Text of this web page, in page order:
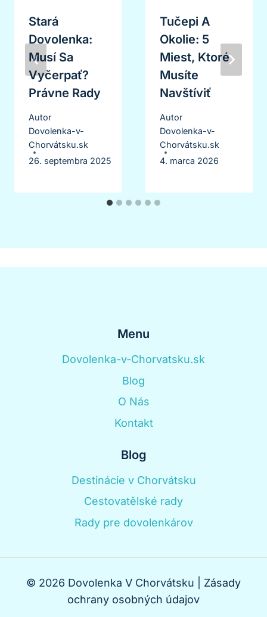
Stará
Dovolenka:
Musí Sa
Vyčerpať?
Právne Rady
Autor
Dovolenka-v-
Chorvátsku.sk
26. septembra 2025
Tučepi A
Okolie: 5
Miest, Ktoré
Musíte
Navštíviť
Autor
Dovolenka-v-
Chorvátsku.sk
4. marca 2026
Menu
Dovolenka-v-Chorvatsku.sk
Blog
O Nás
Kontakt
Blog
Destinácie v Chorvátsku
Cestovatělské rady
Rady pre dovolenkárov
© 2026 Dovolenka V Chorvátsku | Zásady
ochrany osobných údajov